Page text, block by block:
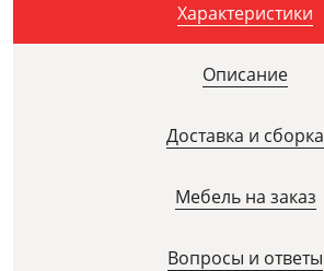
Характеристики
Описание
Доставка и сборка
Мебель на заказ
Вопросы и ответы